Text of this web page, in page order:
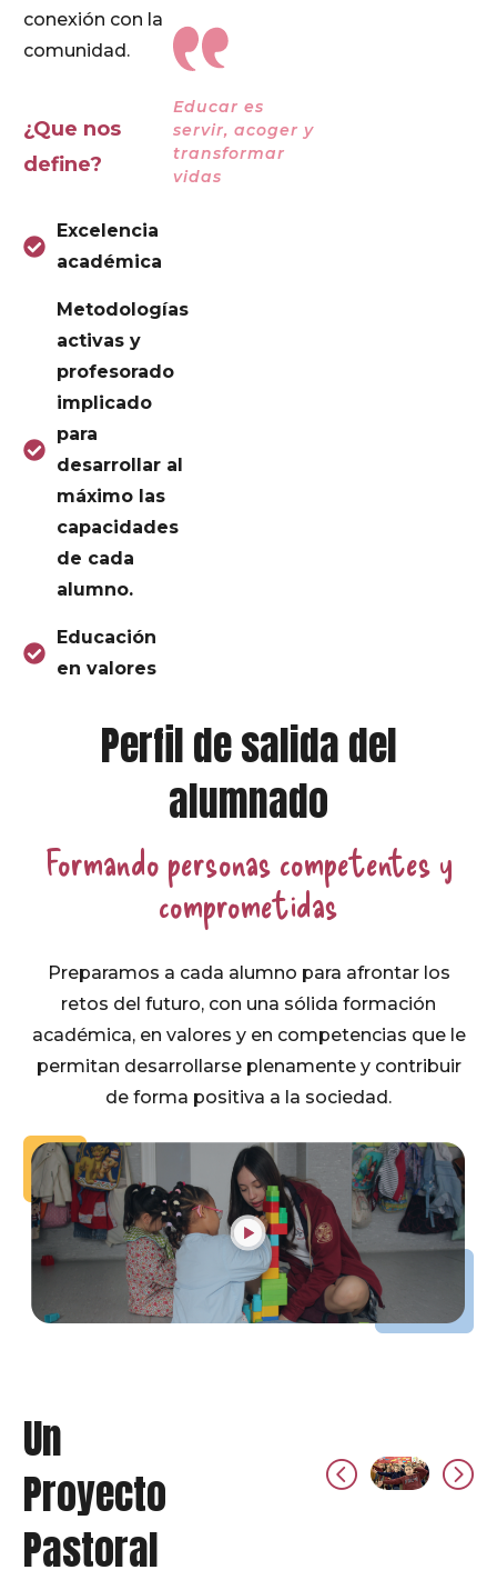
conexión con la
comunidad.
¿Que nos
define?
Excelencia
académica
Metodologías
activas y
profesorado
implicado
para
desarrollar al
máximo las
capacidades
de cada
alumno.
Educación
en valores
Educar es
servir, acoger y
transformar
vidas
Perfil de salida del
alumnado
Formando personas competentes y
comprometidas
Preparamos a cada alumno para afrontar los
retos del futuro, con una sólida formación
académica, en valores y en competencias que le
permitan desarrollarse plenamente y contribuir
de forma positiva a la sociedad.
Un
Proyecto
Pastoral